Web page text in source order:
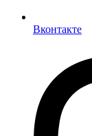
Вконтакте